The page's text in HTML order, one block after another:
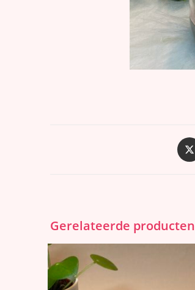
Gerelateerde producten